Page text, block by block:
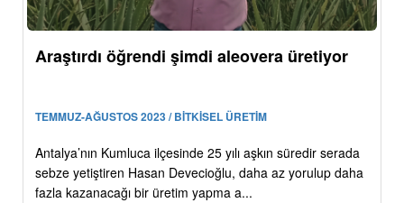
Araştırdı öğrendi şimdi aleovera üretiyor
TEMMUZ-AĞUSTOS 2023 / BİTKİSEL ÜRETİM
Antalya’nın Kumluca ilçesinde 25 yılı aşkın süredir serada
sebze yetiştiren Hasan Devecioğlu, daha az yorulup daha
fazla kazanacağı bir üretim yapma a...